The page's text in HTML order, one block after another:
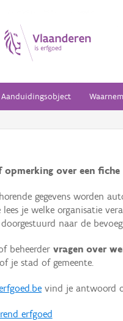
Aanduidingsobject
opmerking over een
gegevens worden
lees je welke organisatie
naar de
beheerder vragen over
je stad of gemeente.
vind je antwoord
erfgoed